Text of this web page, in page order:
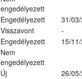
engedélyezett
Engedélyezett
31/
Visszavont
-
Engedélyezett
15/
Nem
engedélyezett
Új
26/